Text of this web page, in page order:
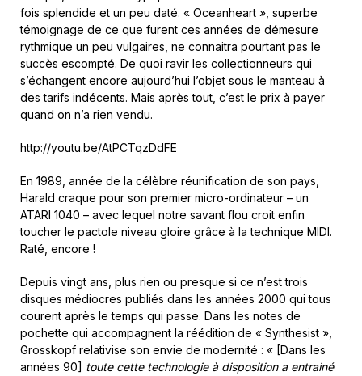
fois splendide et un peu daté. « Oceanheart », superbe
témoignage de ce que furent ces années de démesure
rythmique un peu vulgaires, ne connaitra pourtant pas le
succès escompté. De quoi ravir les collectionneurs qui
s’échangent encore aujourd’hui l’objet sous le manteau à
des tarifs indécents. Mais après tout, c’est le prix à payer
quand on n’a rien vendu.
http://youtu.be/AtPCTqzDdFE
En 1989, année de la célèbre réunification de son pays,
Harald craque pour son premier micro-ordinateur – un
ATARI 1040 – avec lequel notre savant flou croit enfin
toucher le pactole niveau gloire grâce à la technique MIDI.
Raté, encore !
Depuis vingt ans, plus rien ou presque si ce n’est trois
disques médiocres publiés dans les années 2000 qui tous
courent après le temps qui passe. Dans les notes de
pochette qui accompagnent la réédition de « Synthesist »,
Grosskopf relativise son envie de modernité : « [Dans les
années 90] toute cette technologie à disposition a entrainé